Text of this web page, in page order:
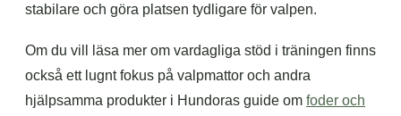
stabilare och göra platsen tydligare för valpen.
Om du vill läsa mer om vardagliga stöd i träningen finns
också ett lugnt fokus på valpmattor och andra
hjälpsamma produkter i Hundoras guide om foder och